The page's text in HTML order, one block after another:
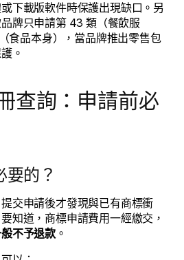
下載版軟件時保護出現缺口。另
牌只申請第 43 類（餐飲服
食品本身），當品牌推出零售包
。
查詢：申請前必
的？
交申請後才發現與已有商標衝
知道，商標申請費用一經繳交，
不予退款 。